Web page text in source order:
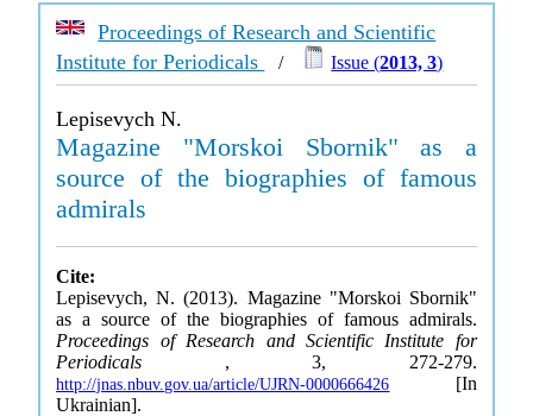
Proceedings of Research and Scientific
Institute for Periodicals
/ Issue (2013, 3)
Lepisevych N.
Magazine "Morskoi Sbornik" as a
source of the biographies of famous
admirals
Cite:
Lepisevych, N. (2013). Magazine "Morskoi Sbornik"
as a source of the biographies of famous admirals.
Proceedings of Research and Scientific Institute for
Periodicals , 3, 272-279.
http://jnas.nbuv.gov.ua/article/UJRN-0000666426 [In
Ukrainian].